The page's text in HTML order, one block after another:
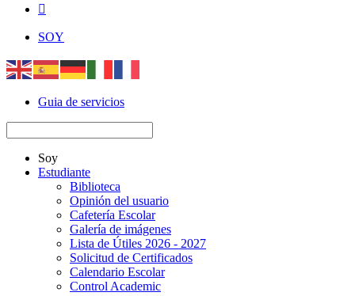

SOY
Guia de servicios
Soy
Estudiante
Biblioteca
Opinión del usuario
Cafetería Escolar
Galería de imágenes
Lista de Útiles 2026 - 2027
Solicitud de Certificados
Calendario Escolar
Control Academic